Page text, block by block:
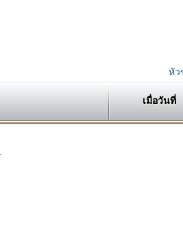
หัว
เมื่อวันที่